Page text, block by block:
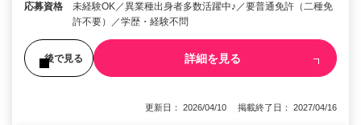
応募資格
未経験OK／異業種出身者多数活躍中♪／要普通免許（二種免
許不要）／学歴・経験不問
後で見る 詳細を見る
更新日： 2026/04/10 掲載終了日： 2027/04/16